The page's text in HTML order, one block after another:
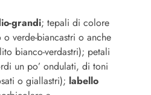
grandi; tepali di colore
verde-biancastri o anche
bianco-verdastri); petali
un po’ ondulati, di toni
o giallastri); labello